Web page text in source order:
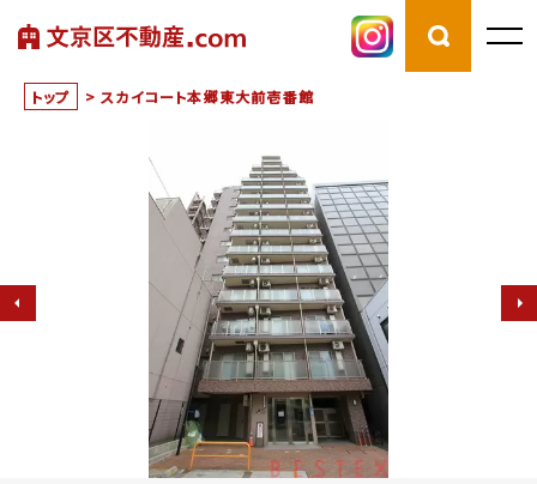
トップ > スカイコート本郷東大前壱番館